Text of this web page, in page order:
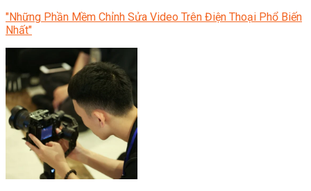
"Những Phần Mềm Chỉnh Sửa Video Trên Điện Thoại Phổ Biến
Nhất"